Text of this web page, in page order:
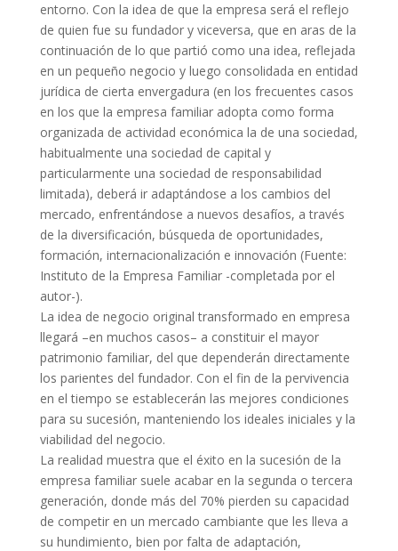
entorno. Con la idea de que la empresa será el reflejo
de quien fue su fundador y viceversa, que en aras de la
continuación de lo que partió como una idea, reflejada
en un pequeño negocio y luego consolidada en entidad
jurídica de cierta envergadura (en los frecuentes casos
en los que la empresa familiar adopta como forma
organizada de actividad económica la de una sociedad,
habitualmente una sociedad de capital y
particularmente una sociedad de responsabilidad
limitada), deberá ir adaptándose a los cambios del
mercado, enfrentándose a nuevos desafíos, a través
de la diversificación, búsqueda de oportunidades,
formación, internacionalización e innovación (Fuente:
Instituto de la Empresa Familiar -completada por el
autor-).
La idea de negocio original transformado en empresa
llegará –en muchos casos– a constituir el mayor
patrimonio familiar, del que dependerán directamente
los parientes del fundador. Con el fin de la pervivencia
en el tiempo se establecerán las mejores condiciones
para su sucesión, manteniendo los ideales iniciales y la
viabilidad del negocio.
La realidad muestra que el éxito en la sucesión de la
empresa familiar suele acabar en la segunda o tercera
generación, donde más del 70% pierden su capacidad
de competir en un mercado cambiante que les lleva a
su hundimiento, bien por falta de adaptación,